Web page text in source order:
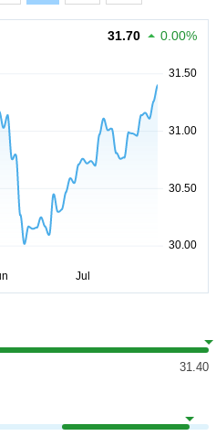
31.70 0.00%
31.40